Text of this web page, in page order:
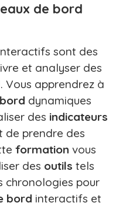
de bord
sont des
et analyser des
Vous apprendrez à
dynamiques
des indicateurs
de prendre des
formation vous
des outils tels
chronologies pour
bord interactifs et